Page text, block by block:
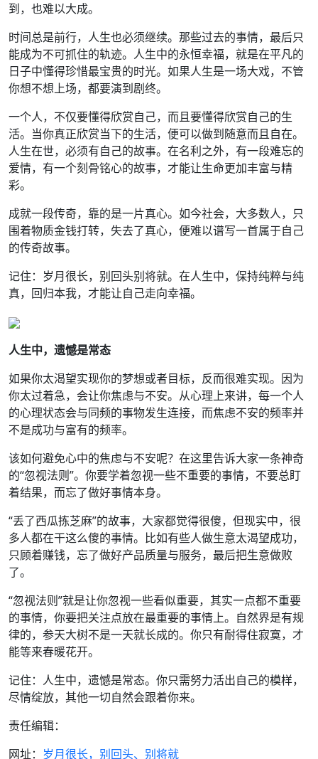
到，也难以大成。
时间总是前行，人生也必须继续。那些过去的事情，最后只
能成为不可抓住的轨迹。人生中的永恒幸福，就是在平凡的
日子中懂得珍惜最宝贵的时光。如果人生是一场大戏，不管
你想不想上场，都要演到剧终。
一个人，不仅要懂得欣赏自己，而且要懂得欣赏自己的生
活。当你真正欣赏当下的生活，便可以做到随意而且自在。
人生在世，必须有自己的故事。在名利之外，有一段难忘的
爱情，有一个刻骨铭心的故事，才能让生命更加丰富与精
彩。
成就一段传奇，靠的是一片真心。如今社会，大多数人，只
围着物质金钱打转，失去了真心，便难以谱写一首属于自己
的传奇故事。
记住：岁月很长，别回头别将就。在人生中，保持纯粹与纯
真，回归本我，才能让自己走向幸福。
人生中，遗憾是常态
如果你太渴望实现你的梦想或者目标，反而很难实现。因为
你太过着急，会让你焦虑与不安。从心理上来讲，每一个人
的心理状态会与同频的事物发生连接，而焦虑不安的频率并
不是成功与富有的频率。
该如何避免心中的焦虑与不安呢？在这里告诉大家一条神奇
的“忽视法则”。你要学着忽视一些不重要的事情，不要总盯
着结果，而忘了做好事情本身。
“丢了西瓜拣芝麻”的故事，大家都觉得很傻，但现实中，很
多人都在干这么傻的事情。比如有些人做生意太渴望成功，
只顾着赚钱，忘了做好产品质量与服务，最后把生意做败
了。
“忽视法则”就是让你忽视一些看似重要，其实一点都不重要
的事情，你要把关注点放在最重要的事情上。自然界是有规
律的，参天大树不是一天就长成的。你只有耐得住寂寞，才
能等来春暖花开。
记住：人生中，遗憾是常态。你只需努力活出自己的模样，
尽情绽放，其他一切自然会跟着你来。
责任编辑：
网址： 岁月很长，别回头、别将就